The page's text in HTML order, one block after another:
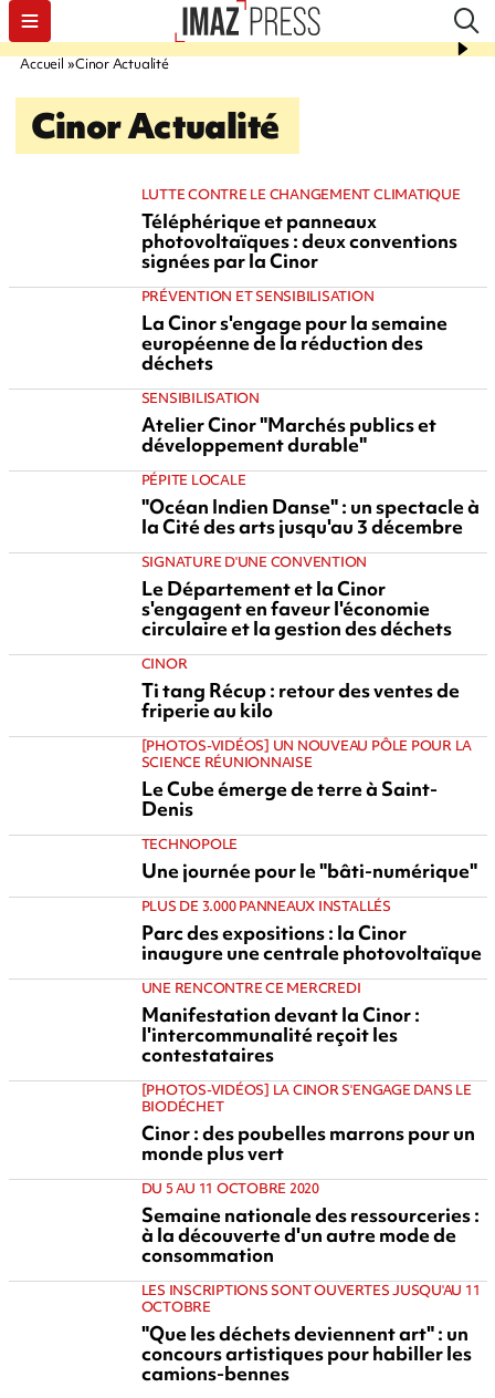
Accueil Cinor Actualité
Cinor Actualité
LUTTE CONTRE LE CHANGEMENT CLIMATIQUE
Téléphérique et panneaux
photovoltaïques : deux conventions
signées par la Cinor
PRÉVENTION ET SENSIBILISATION
La Cinor s'engage pour la semaine
européenne de la réduction des
déchets
SENSIBILISATION
Atelier Cinor "Marchés publics et
développement durable"
PÉPITE LOCALE
"Océan Indien Danse" : un spectacle à
la Cité des arts jusqu'au 3 décembre
SIGNATURE D'UNE CONVENTION
Le Département et la Cinor
s'engagent en faveur l'économie
circulaire et la gestion des déchets
CINOR
Ti tang Récup : retour des ventes de
friperie au kilo
[PHOTOS-VIDÉOS] UN NOUVEAU PÔLE POUR LA
SCIENCE RÉUNIONNAISE
Le Cube émerge de terre à Saint-
Denis
TECHNOPOLE
Une journée pour le "bâti-numérique"
PLUS DE 3.000 PANNEAUX INSTALLÉS
Parc des expositions : la Cinor
inaugure une centrale photovoltaïque
UNE RENCONTRE CE MERCREDI
Manifestation devant la Cinor :
l'intercommunalité reçoit les
contestataires
[PHOTOS-VIDÉOS] LA CINOR S'ENGAGE DANS LE
BIODÉCHET
Cinor : des poubelles marrons pour un
monde plus vert
DU 5 AU 11 OCTOBRE 2020
Semaine nationale des ressourceries :
à la découverte d'un autre mode de
consommation
LES INSCRIPTIONS SONT OUVERTES JUSQU'AU 11
OCTOBRE
"Que les déchets deviennent art" : un
concours artistiques pour habiller les
camions-bennes